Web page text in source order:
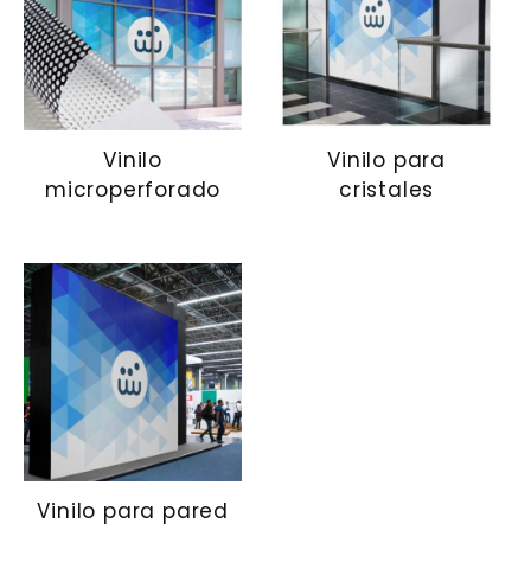
Vinilo
microperforado
Vinilo para
cristales
Vinilo para pared